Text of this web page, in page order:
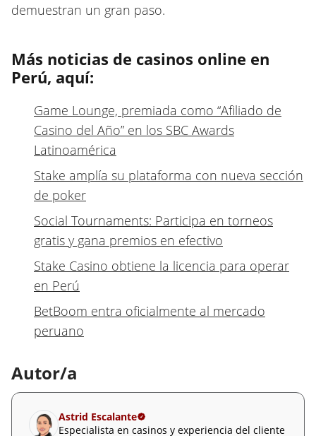
demuestran un gran paso.
Más noticias de casinos online en
Perú, aquí:
Game Lounge, premiada como “Afiliado de
Casino del Año” en los SBC Awards
Latinoamérica
Stake amplía su plataforma con nueva sección
de poker
Social Tournaments: Participa en torneos
gratis y gana premios en efectivo
Stake Casino obtiene la licencia para operar
en Perú
BetBoom entra oficialmente al mercado
peruano
Autor/a
Astrid Escalante
Especialista en casinos y experiencia del cliente